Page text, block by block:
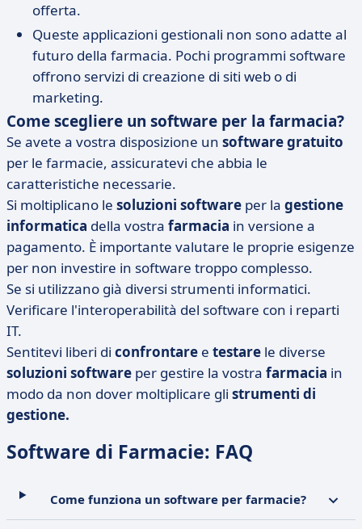
offerta.
Queste applicazioni gestionali non sono adatte al
futuro della farmacia. Pochi programmi software
offrono servizi di creazione di siti web o di
marketing.
Come scegliere un software per la farmacia?
Se avete a vostra disposizione un software gratuito
per le farmacie, assicuratevi che abbia le
caratteristiche necessarie.
Si moltiplicano le soluzioni software per la gestione
informatica della vostra farmacia in versione a
pagamento. È importante valutare le proprie esigenze
per non investire in software troppo complesso.
Se si utilizzano già diversi strumenti informatici.
Verificare l'interoperabilità del software con i reparti
IT.
Sentitevi liberi di confrontare e testare le diverse
soluzioni software per gestire la vostra farmacia in
modo da non dover moltiplicare gli strumenti di
gestione.
Software di Farmacie: FAQ
Come funziona un software per farmacie?